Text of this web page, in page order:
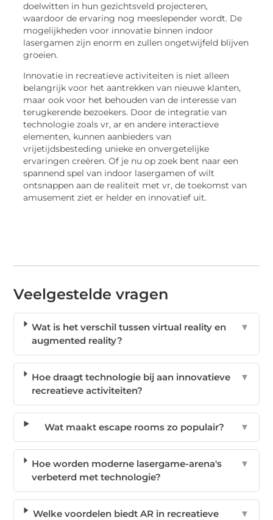
doelwitten in hun gezichtsveld projecteren,
waardoor de ervaring nog meeslepender wordt. De
mogelijkheden voor innovatie binnen indoor
lasergamen zijn enorm en zullen ongetwijfeld blijven
groeien.
Innovatie in recreatieve activiteiten is niet alleen
belangrijk voor het aantrekken van nieuwe klanten,
maar ook voor het behouden van de interesse van
terugkerende bezoekers. Door de integratie van
technologie zoals vr, ar en andere interactieve
elementen, kunnen aanbieders van
vrijetijdsbesteding unieke en onvergetelijke
ervaringen creëren. Of je nu op zoek bent naar een
spannend spel van indoor lasergamen of wilt
ontsnappen aan de realiteit met vr, de toekomst van
amusement ziet er helder en innovatief uit.
Veelgestelde vragen
Wat is het verschil tussen virtual reality en
augmented reality?
▼
Hoe draagt technologie bij aan innovatieve
recreatieve activiteiten?
▼
Wat maakt escape rooms zo populair? ▼
Hoe worden moderne lasergame-arena's
verbeterd met technologie?
▼
Welke voordelen biedt AR in recreatieve ▼